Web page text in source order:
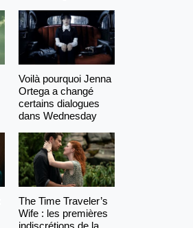
Voilà pourquoi Jenna
Ortega a changé
certains dialogues
dans Wednesday
The Time Traveler’s
Wife : les premières
indiscrétions de la